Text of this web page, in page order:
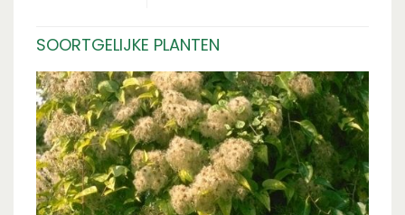
SOORTGELIJKE PLANTEN